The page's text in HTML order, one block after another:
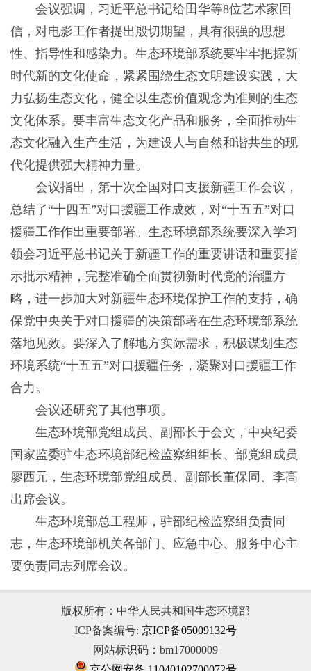
会议强调，习近平总书记给田华等8位艺术家回
信，对电影工作者提出殷切期望，具有很强的思想
性、指导性和感染力。生态环境部系统要牢牢把握新
时代新的文化使命，紧紧围绕生态文明建设实践，大
力弘扬生态文化，健全以生态价值观念为准则的生态
文化体系。要丰富生态文化产品和服务，全面推动生
态文化融入生产生活，为建设人与自然和谐共生的现
代化提供强大精神力量。
会议指出，第十次全国对口支援新疆工作会议，
总结了“十四五”对口援疆工作成效，对“十五五”对口
援疆工作作出重要部署。生态环境部系统要深入学习
领会习近平总书记关于新疆工作的重要讲话和重要指
示批示精神，完整准确全面贯彻新时代党的治疆方
略，进一步加大对新疆生态环境保护工作的支持，确
保党中央关于对口援疆的决策部署在生态环境部系统
落地见效。要深入了解地方实际需求，积极谋划生态
环境系统“十五五”对口援疆任务，凝聚对口援疆工作
合力。
会议还研究了其他事项。
生态环境部党组成员、副部长于会文，中央纪委
国家监委驻生态环境部纪检监察组组长、部党组成员
廖西元，生态环境部党组成员、副部长董保同、李高
出席会议。
生态环境部总工程师，驻部纪检监察组负责同
志，生态环境部机关各部门、应急中心、服务中心主
要负责同志列席会议。
版权所有：中华人民共和国生态环境部
ICP备案编号: 京ICP备05009132号
网站标识码：bm17000009